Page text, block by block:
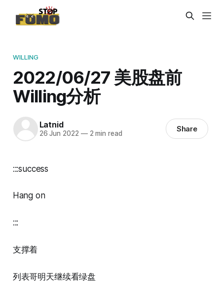
WILLING
2022/06/27 美股盘前
Willing分析
Latnid
26 Jun 2022 —2 min read Share
:::success
Hang on
:::
支撑着
列表哥明天继续看绿盘